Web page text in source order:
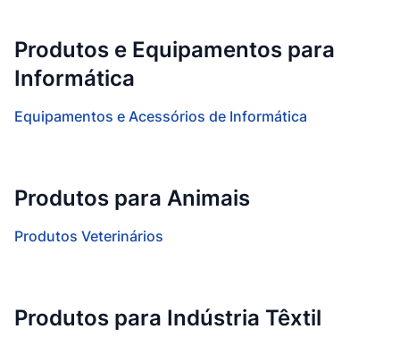
Produtos e Equipamentos para
Informática
Equipamentos e Acessórios de Informática
Produtos para Animais
Produtos Veterinários
Produtos para Indústria Têxtil